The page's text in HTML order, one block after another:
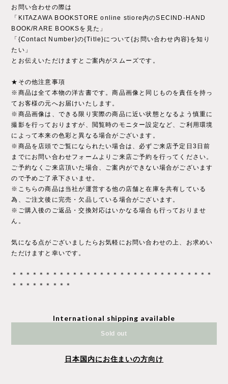
お問い合わせの際は
「KITAZAWA BOOKSTORE online stiore内のSECIND-HAND
BOOK/RARE BOOKSを見た」
「{Contact Number}の{Title}について{お問い合わせ内容}を知り
たい」
とお伝えいただけますとご案内がスムーズです。
★その他注意事項
※商品は全て本物の洋古書です。商品画像と同じものを責任を持っ
てお客様の元へお届けいたします。
※商品画像は、できる限り実際の商品に近い状態となるよう慎重に
撮影を行っておりますが、閲覧時のモニター設定など、ご利用環境
によって本来の色彩と異なる場合がございます。
※商品を店頭でご覧になられたい場合は、必ずご来店予定日3日前
までにお問い合わせフォームよりご来店ご予約を行ってください。
ご予約なくご来店頂いた場合、ご案内ができない場合がございます
ので予めご了承下さいませ。
※こちらの商品は当社が運営する他の店舗と在庫を共有している
為、ご注文後に完売・欠品している場合がございます。
※ご購入後のご返品・交換対応はいかなる場合も行っておりませ
ん。
気になる点がございましたらお気軽にお問い合わせの上、お求めい
ただけますと幸いです。
＊＊＊＊＊＊＊＊＊＊＊＊＊＊＊＊＊＊＊＊＊＊＊＊＊＊＊＊＊＊
＊＊＊＊＊＊＊＊＊
International shipping available
Sold out
日本国内にお住まいの方向け